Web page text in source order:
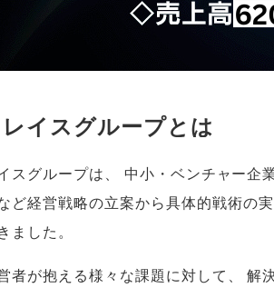
レイスグループとは
スグループは、 中小・ベンチャー企
ど経営戦略の立案から具体的戦術の
ました。
者が抱える様々な課題に対して 、 解